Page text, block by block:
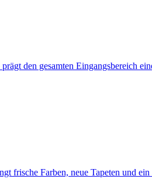
den gesamten Eingangsbereich
frische Farben, neue Tapeten und